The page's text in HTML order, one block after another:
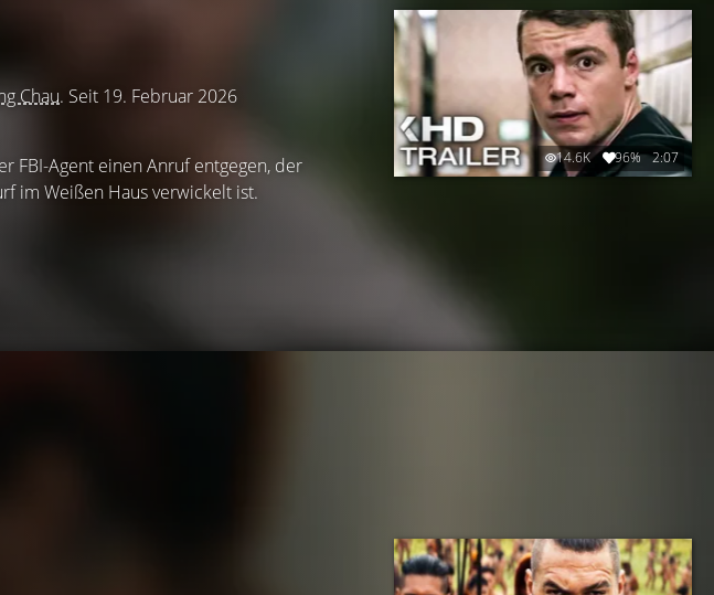
Chau. Seit 19. Februar 2026
FBI-Agent einen Anruf entgegen, der
im Weißen Haus verwickelt ist.
14.6K 96% 2:07